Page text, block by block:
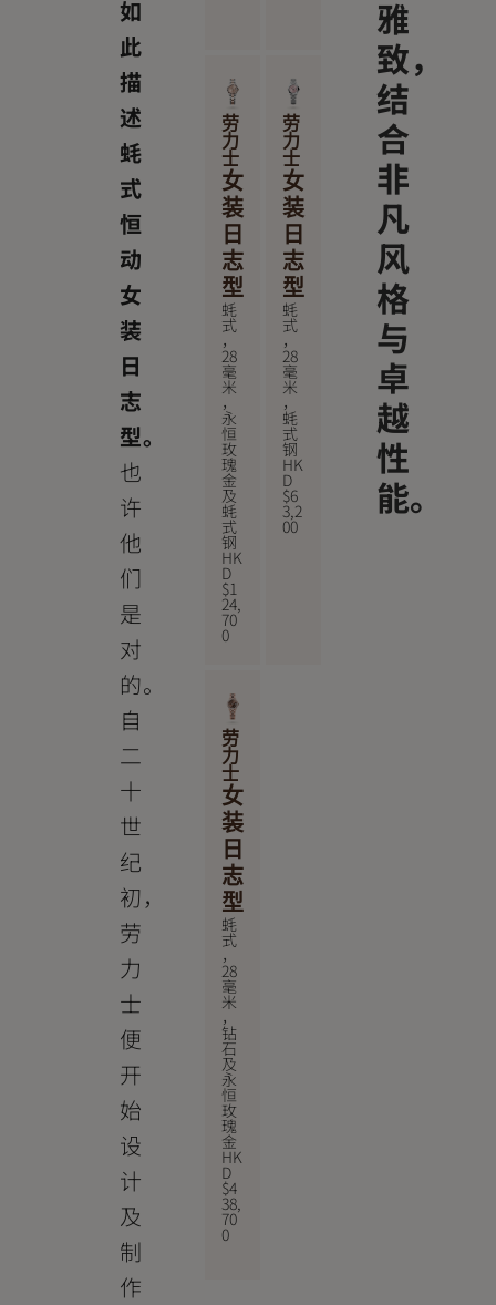
如
此
描
述
蚝
式
恒
动
女
装
日
志
型。
也
许
他
们
是
对
的。
自
二
十
世
纪
初，
劳
力
士
便
开
始
设
计
及
制
作
劳
力
士
女
装
日
志
型
蚝
式
，
28
毫
米
，
永
恒
玫
瑰
金
及
蚝
式
钢
HK
D
$1
24,
70
0
劳
力
士
女
装
日
志
型
蚝
式
，
28
毫
米
，
蚝
式
钢
HK
D
$6
3,2
00
劳
力
士
女
装
日
志
型
蚝
式
，
28
毫
米
，
钻
石
及
永
恒
玫
瑰
金
HK
D
$4
38,
70
0
雅
致，
结
合
非
凡
风
格
与
卓
越
性
能。